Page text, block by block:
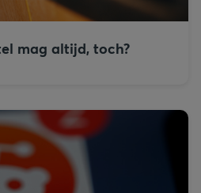
mag altijd, toch?